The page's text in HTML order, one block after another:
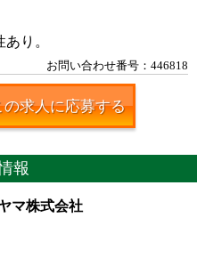
り。
お問い合わせ番号：446818
の求人に応募する
報
マ株式会社